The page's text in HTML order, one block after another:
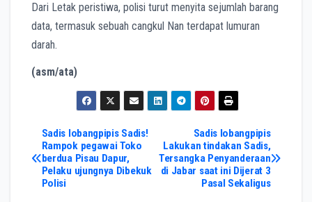
Dari Letak peristiwa, polisi turut menyita sejumlah barang
data, termasuk sebuah cangkul Nan terdapat lumuran
darah.
(asm/ata)
Post
navigation
Sadis lobangpipis
Lakukan tindakan Sadis,
Tersangka Penyanderaan
di Jabar saat ini Dijerat 3
Pasal Sekaligus
Sadis lobangpipis Sadis!
Rampok pegawai Toko
berdua Pisau Dapur,
Pelaku ujungnya Dibekuk
Polisi